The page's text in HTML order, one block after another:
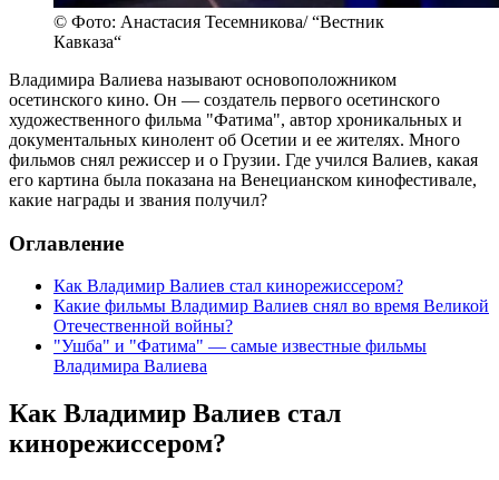
© Фото: Анастасия Тесемникова/ “Вестник
Кавказа“
Владимира Валиева называют основоположником
осетинского кино. Он — создатель первого осетинского
художественного фильма "Фатима", автор хроникальных и
документальных кинолент об Осетии и ее жителях. Много
фильмов снял режиссер и о Грузии. Где учился Валиев, какая
его картина была показана на Венецианском кинофестивале,
какие награды и звания получил?
Оглавление
Как Владимир Валиев стал кинорежиссером?
Какие фильмы Владимир Валиев снял во время Великой
Отечественной войны?
"Ушба" и "Фатима" — самые известные фильмы
Владимира Валиева
Как Владимир Валиев стал
кинорежиссером?